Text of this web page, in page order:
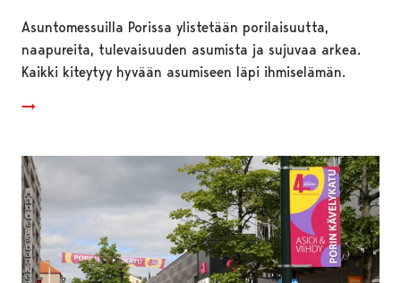
Asuntomessuilla Porissa ylistetään porilaisuutta,
naapureita, tulevaisuuden asumista ja sujuvaa arkea.
Kaikki kiteytyy hyvään asumiseen läpi ihmiselämän.